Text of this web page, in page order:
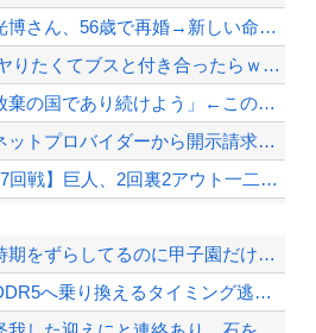
ミッチーこと及川光博さん、56歳で再婚→新しい命まで授かるｗｗｗｗｗ
【悲報】 とにかくヤりたくてブスと付き合ったらｗｗｗｗｗｗｗｗｗｗｗｗｗｗｗ
大竹しのぶ「戦争放棄の国であり続けよう」←この投稿が話題に
【悲報】インターネットプロバイダーから開示請求が届いた…
【巨人対ヤクルト17回戦】巨人、2回裏2アウト一二塁から浦田のタイムリーで同点に...
京大病院、手術ミスで50代女性患者を「植物状態」に 脳腫瘍摘出手術で腫瘍の無い部...
ジャンポケ斎藤と代理人のやりとり、「地獄すぎて完全にコントになってる……」と衝撃...
運動会も夏祭りも時期をずらしてるのに甲子園だけ変わらないのね
【AM4】さすがにDDR5へ乗り換えるタイミング逃し感が半端ない